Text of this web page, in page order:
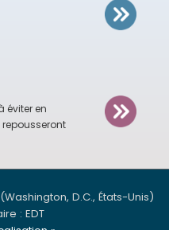
éviter en
repousseront
(Washington, D.C., États-Unis)
: EDT